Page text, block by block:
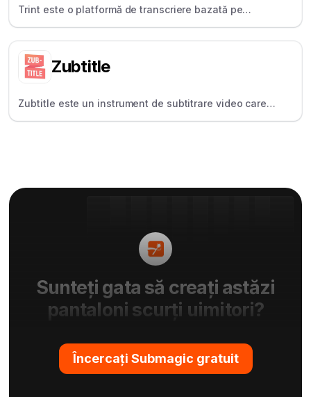
Trint este o platformă de transcriere bazată pe
inteligență artificială pentru jurnaliști și cercetători, care
de căutat.Zubtitle
Zubtitle este un instrument de subtitrare video care
ajută creatorii să adauge subtitrări, titluri și să
Sunteți gata să creați astăzi
pantaloni scurți uimitori?
Încercați Submagic gratuit